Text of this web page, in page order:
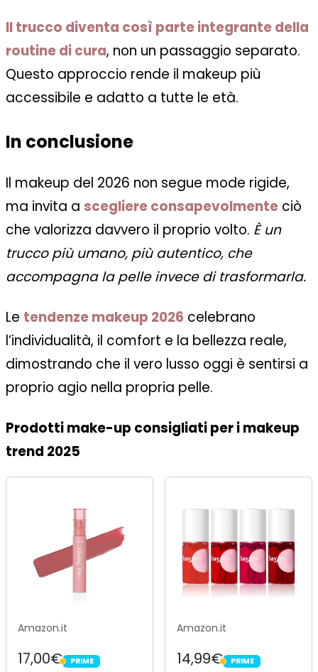
Il trucco diventa così parte integrante della
routine di cura, non un passaggio separato.
Questo approccio rende il makeup più
accessibile e adatto a tutte le età.
In conclusione
Il makeup del 2026 non segue mode rigide,
ma invita a scegliere consapevolmente ciò
che valorizza davvero il proprio volto. È un
trucco più umano, più autentico, che
accompagna la pelle invece di trasformarla.
Le tendenze makeup 2026 celebrano
l’individualità, il comfort e la bellezza reale,
dimostrando che il vero lusso oggi è sentirsi a
proprio agio nella propria pelle.
Prodotti make-up consigliati per i makeup
trend 2025
Amazon.it
17,00€ PRIME
PRIME
Amazon.it
14,99€ PRIME
PRIME